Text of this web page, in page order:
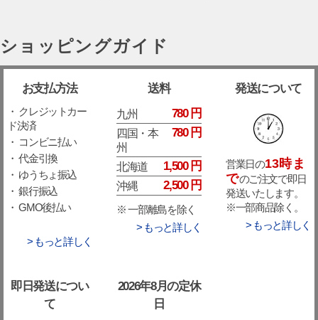
ショッピングガイド
お支払方法
・ クレジットカー
ド決済
・ コンビニ払い
・ 代金引換
・ ゆうちょ振込
・ 銀行振込
・ GMO後払い
> もっと詳しく
送料
九州 780 円
四国・本
州
780 円
北海道 1,500 円
沖縄 2,500 円
※ 一部離島を除く
> もっと詳しく
発送について
営業日の13時ま
でのご注文で即日
発送いたします。
※一部商品除く。
> もっと詳しく
即日発送につい
て
2026年8月の定休
日